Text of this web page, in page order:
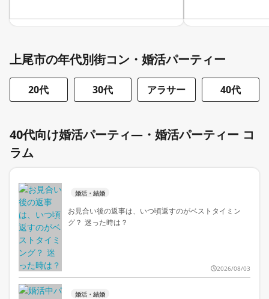
上尾市の年代別街コン・婚活パーティー
20代 30代 アラサー 40代
40代向け婚活パーティ―・婚活パーティー コ
ラム
婚活・結婚
お見合い後の返事は、いつ頃返すのがベストタイミン
グ？ 迷った時は？
2026/08/03
婚活・結婚